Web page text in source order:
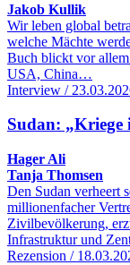
Jakob Kullik
Wir leben global
welche Mächte
Buch blickt vor
USA, China…
Interview /
Sudan:
Hager Ali
Tanja Thomsen
Den Sudan verheert
millionenfacher
Zivilbevölkerung,
Infrastruktur und
Rezension /